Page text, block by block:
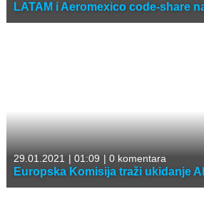
LATAM i Aeromexico code-share
29.01.2021 | 01:09 | 0 komentara
Europska Komisija traži ukidanje